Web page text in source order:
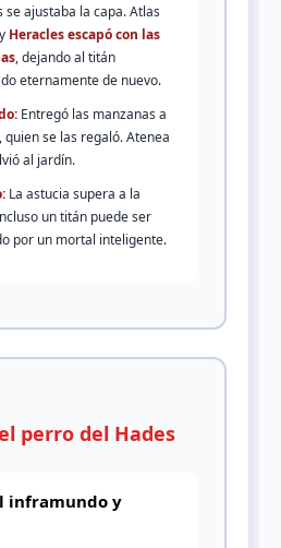
se ajustaba la capa. Atlas
Heracles escapó con las
, dejando al titán
eternamente de nuevo.
Entregó las manzanas a
quien se las regaló. Atenea
al jardín.
La astucia supera a la
un titán puede ser
por un mortal inteligente.
perro del Hades
inframundo y